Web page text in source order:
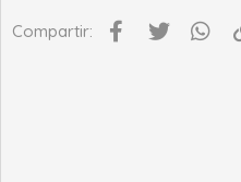
Compartir: Facebook
Twitter